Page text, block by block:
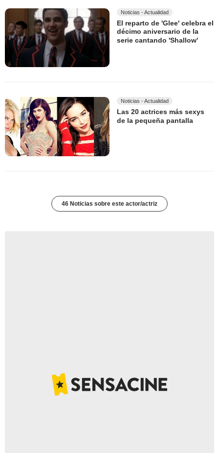
Noticias - Actualidad
El reparto de 'Glee' celebra el
décimo aniversario de la
serie cantando 'Shallow'
Noticias - Actualidad
Las 20 actrices más sexys
de la pequeña pantalla
46 Noticias sobre este actor/actriz